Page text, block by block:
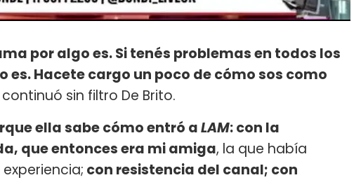
por algo es. Si tenés problemas en todos los
Hacete cargo un poco de cómo sos como
continuó sin filtro De Brito.
ella sabe cómo entró aLAM: con la
que entonces era mi amiga, la que había
con resistencia del canal; con